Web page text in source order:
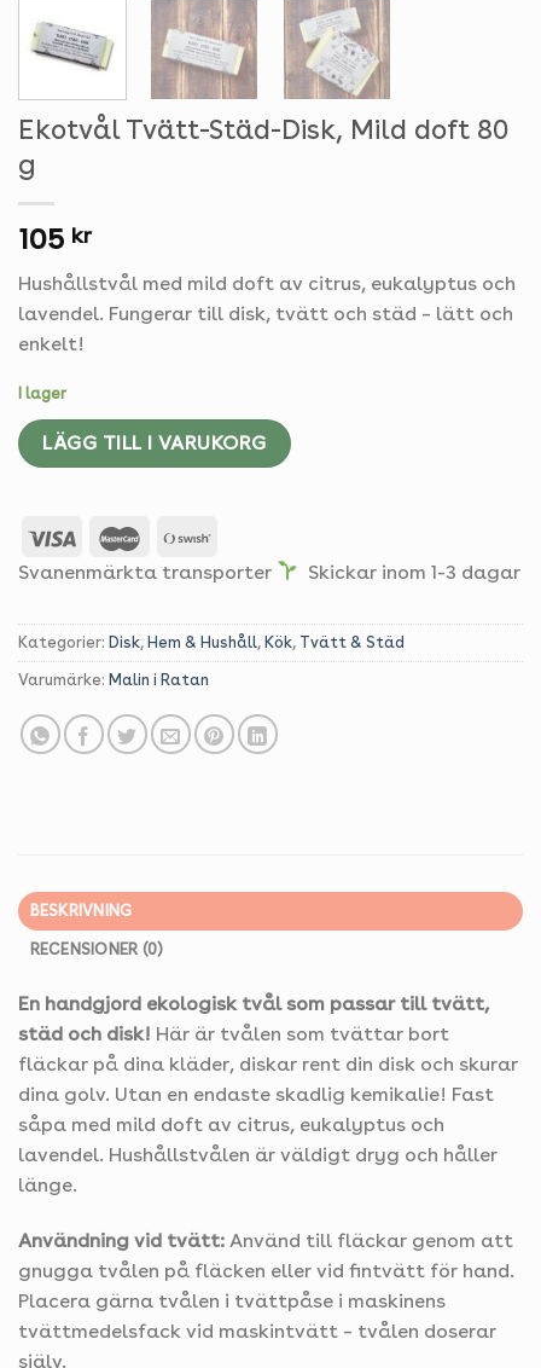
Ekotvål Tvätt-Städ-Disk, Mild doft 80
g
105 kr
Hushållstvål med mild doft av citrus, eukalyptus och
lavendel. Fungerar till disk, tvätt och städ – lätt och
enkelt!
I lager
LÄGG TILL I VARUKORG
Svanenmärkta transporter Skickar inom 1-3 dagar
Kategorier: Disk, Hem & Hushåll, Kök, Tvätt & Städ
Varumärke: Malin i Ratan
BESKRIVNING
RECENSIONER (0)
En handgjord ekologisk tvål som passar till tvätt,
städ och disk! Här är tvålen som tvättar bort
fläckar på dina kläder, diskar rent din disk och skurar
dina golv. Utan en endaste skadlig kemikalie! Fast
såpa med mild doft av citrus, eukalyptus och
lavendel. Hushållstvålen är väldigt dryg och håller
länge.
Användning vid tvätt: Använd till fläckar genom att
gnugga tvålen på fläcken eller vid fintvätt för hand.
Placera gärna tvålen i tvättpåse i maskinens
tvättmedelsfack vid maskintvätt – tvålen doserar
själv.